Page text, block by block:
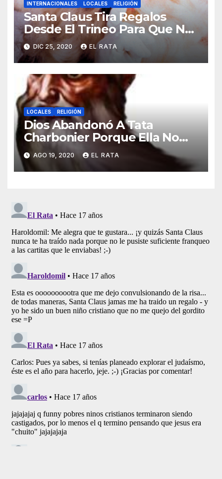
INTERNACIONALES LOCALES RELIGIÓN
Santa Claus Tira Regalos
Desde El Trineo Para Que No
Se Le Pegue El COVID-19
DIC 25, 2020 EL RATA
LOCALES RELIGIÓN
Dios Abandonó A Tata
Charbonier Porque Ella No
Diezmó De Todo Lo Que Se
Robó
AGO 19, 2020 EL RATA